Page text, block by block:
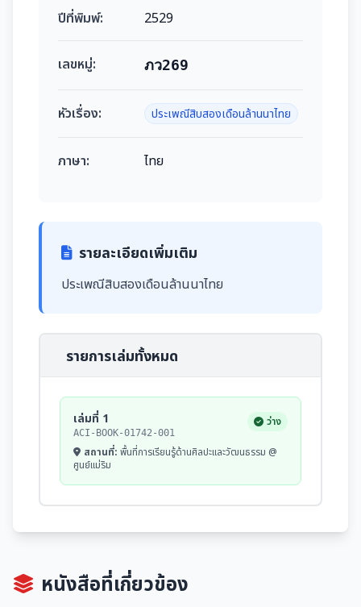
ปีที่พิมพ์: 2529
เลขหมู่: ภว269
หัวเรื่อง: ประเพณีสิบสองเดือนล้านนาไทย
ภาษา: ไทย
รายละเอียดเพิ่มเติม
ประเพณีสิบสองเดือนล้านนาไทย
รายการเล่มทั้งหมด
เล่มที่ 1
ACI-BOOK-01742-001
ว่าง
สถานที่: พื้นที่การเรียนรู้ด้านศิลปะและวัฒนธรรม @
ศูนย์แม่ริม
หนังสือที่เกี่ยวข้อง